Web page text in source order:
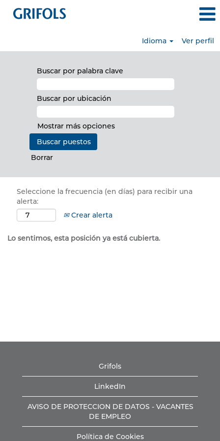
Idioma Ver perfil
Buscar por palabra clave
Buscar por ubicación
Mostrar más opciones
Borrar
Seleccione la frecuencia (en días) para recibir una
alerta:
Crear alerta
Lo sentimos, esta posición ya está cubierta.
Grifols
LinkedIn
AVISO DE PROTECCION DE DATOS - VACANTES
DE EMPLEO
Política de Cookies